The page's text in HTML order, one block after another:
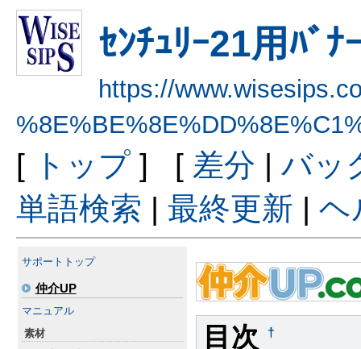
ｾﾝﾁｭﾘｰ21用ﾊﾞ
https://
[ トップ] [ 差分 | バッ
単語検索 | 最終更新 | ヘ
サポートトップ
仲介UP
マニュアル
素材
目次 †